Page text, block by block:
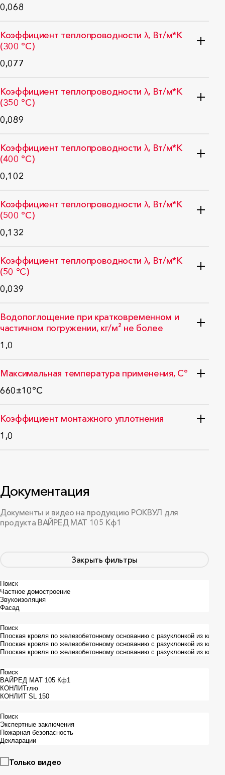
0,068
Коэффициент теплопроводности λ, Вт/м*K
(300 °C)
0,077
Коэффициент теплопроводности λ, Вт/м*K
(350 °C)
0,089
Коэффициент теплопроводности λ, Вт/м*K
(400 °C)
0,102
Коэффициент теплопроводности λ, Вт/м*K
(500 °C)
0,132
Коэффициент теплопроводности λ, Вт/м*K
(50 °C)
0,039
Водопоглощение при кратковременном и
частичном погружении, кг/м² не более
1,0
Максимальная температура применения, С°
660±10°C
Коэффициент монтажного уплотнения
1,0
Документация
Документы и видео на продукцию РОКВУЛ для
продукта ВАЙРЕД МАТ 105 Кф1
Закрыть фильтры
Только видео